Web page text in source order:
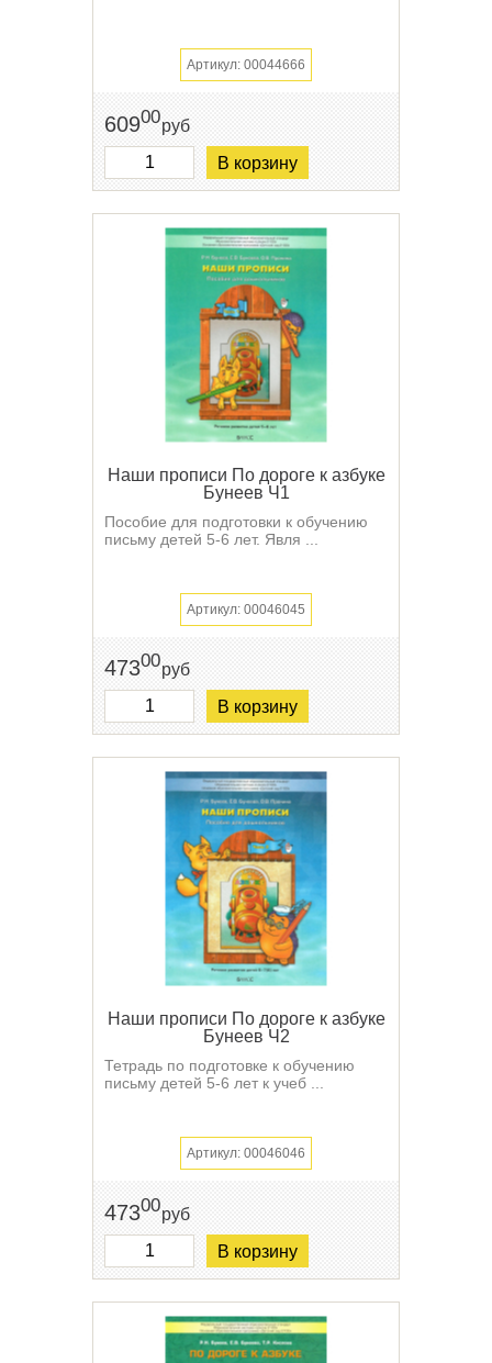
Артикул: 00044666
60900руб
В корзину
Наши прописи По дороге к азбуке
Бунеев Ч1
Пособие для подготовки к обучению
письму детей 5-6 лет. Явля ...
Артикул: 00046045
47300руб
В корзину
Наши прописи По дороге к азбуке
Бунеев Ч2
Тетрадь по подготовке к обучению
письму детей 5-6 лет к учеб ...
Артикул: 00046046
47300руб
В корзину